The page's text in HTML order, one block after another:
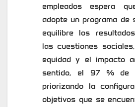
empleados espera
adopte un programa de
equilibre los
las cuestiones
equidad y el impacto
sentido, el 97 % de
priorizando la
objetivos que se